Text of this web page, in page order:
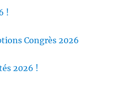
!
Congrès 2026
2026 !